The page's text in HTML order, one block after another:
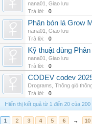
nana01
Giao lưu
Trả lời:
0
Phân bón lá Grow
nana01
Giao lưu
Trả lời:
0
Kỹ thuật dùng
nana01
Giao lưu
Trả lời:
0
CODEV codev
Drograms Thông gió
Trả lời:
0
Hiển thị kết quả từ 1 đến 20 của 200
1 2 3 4 5 6 → 10